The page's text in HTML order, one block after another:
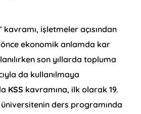
işletmeler açısından
önce ekonomik anlamda kar
son yıllarda topluma
da kullanılmaya
KSS kavramına, ilk olarak 19.
üniversitenin ders programında